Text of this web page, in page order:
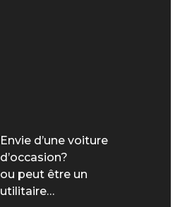
Envie d’une voiture
d’occasion?
ou peut être un
utilitaire…